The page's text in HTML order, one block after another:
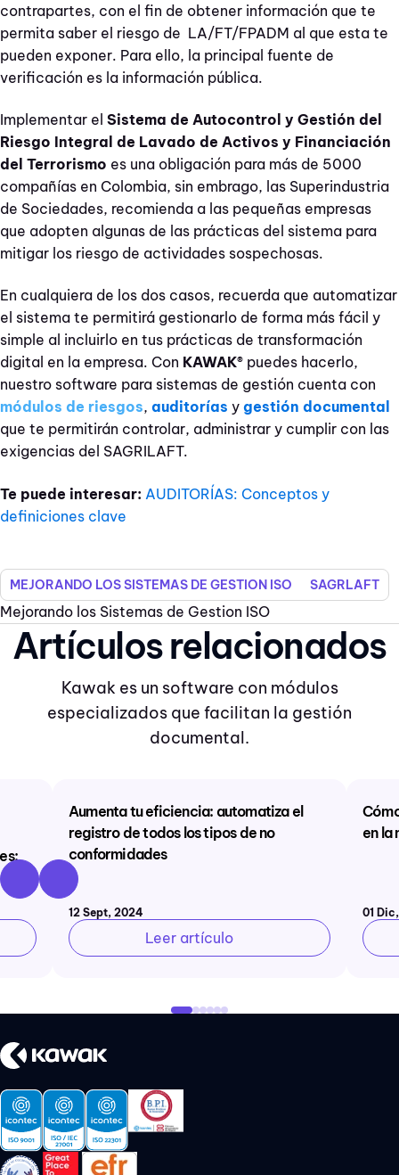
contrapartes, con el fin de obtener información que te
permita saber el riesgo de LA/FT/FPADM al que esta te
pueden exponer. Para ello, la principal fuente de
verificación es la información pública.
Implementar el Sistema de Autocontrol y Gestión del
Riesgo Integral de Lavado de Activos y Financiación
del Terrorismo es una obligación para más de 5000
compañías en Colombia, sin embrago, las Superindustria
de Sociedades, recomienda a las pequeñas empresas
que adopten algunas de las prácticas del sistema para
mitigar los riesgo de actividades sospechosas.
En cualquiera de los dos casos, recuerda que automatizar
el sistema te permitirá gestionarlo de forma más fácil y
simple al incluirlo en tus prácticas de transformación
digital en la empresa. Con KAWAK® puedes hacerlo,
nuestro software para sistemas de gestión cuenta con
módulos de riesgos, auditorías y gestión documental
que te permitirán controlar, administrar y cumplir con las
exigencias del SAGRILAFT.
Te puede interesar: AUDITORÍAS: Conceptos y
definiciones clave
MEJORANDO LOS SISTEMAS DE GESTION ISO SAGRLAFT
Mejorando los Sistemas de Gestion ISO
Artículos relacionados
Kawak es un software con módulos
especializados que facilitan la gestión
documental.
Aumenta tu eficiencia: automatiza el
registro de todos los tipos de no
conformidades
12 Sept, 2024
Leer artículo
en la
01